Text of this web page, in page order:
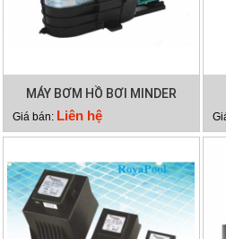
MÁY BƠM HỒ BƠI MINDER
MXB100
Giá bán: Liên hệ